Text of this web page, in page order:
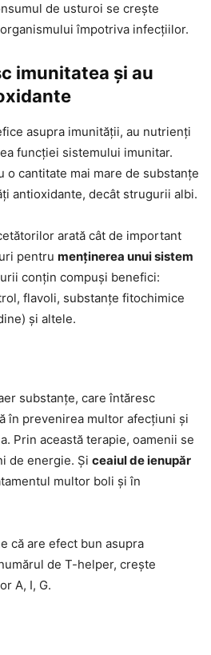
de usturoi se crește
împotriva infecțiilor.
imunitatea și au
asupra imunității, au nutrienți
funcției sistemului imunitar.
o cantitate mai mare de substanțe
antioxidante, decât strugurii albi.
arată cât de important
pentru menținerea unui sistem
conțin compuși benefici:
flavoli, substanțe fitochimice
și altele.
substanțe, care întăresc
în prevenirea multor afecțiuni și
Prin această terapie, oamenii se
de energie. Și ceaiul de ienupăr
multor boli și în
că are efect bun asupra
de T-helper, crește
A, I, G.